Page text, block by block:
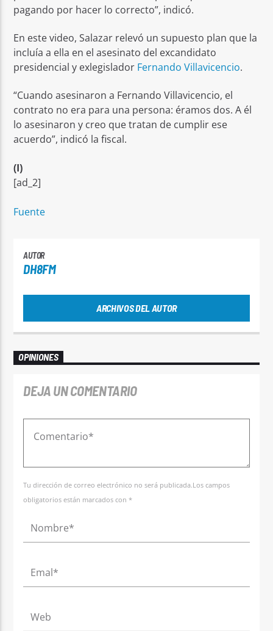
pagando por hacer lo correcto”, indicó.
En este video, Salazar relevó un supuesto plan que la
incluía a ella en el asesinato del excandidato
presidencial y exlegislador Fernando Villavicencio.
“Cuando asesinaron a Fernando Villavicencio, el
contrato no era para una persona: éramos dos. A él
lo asesinaron y creo que tratan de cumplir ese
acuerdo”, indicó la fiscal.
(I)
[ad_2]
Fuente
AUTOR
DH8FM
ARCHIVOS DEL AUTOR
OPINIONES
DEJA UN COMENTARIO
Tu dirección de correo electrónico no será publicada.Los campos
obligatorios están marcados con *